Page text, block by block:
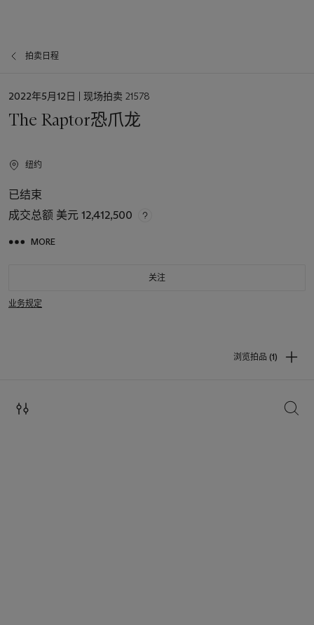
拍卖日程
日
2022年5月12日 | 现场拍卖 21578
The Raptor恐爪龙
纽约
已结束
成交总额 美元 12,412,500
MORE
关注
业务规定
浏览拍品 (1)
搜索